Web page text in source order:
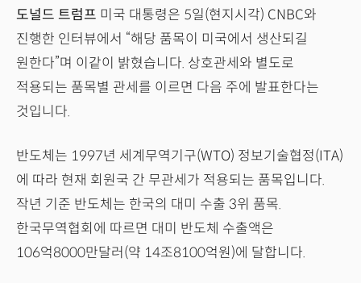
도널드 트럼프 미국 대통령은 5일(현지시각) CNBC와
진행한 인터뷰에서 “해당 품목이 미국에서 생산되길
원한다”며 이같이 밝혔습니다. 상호관세와 별도로
적용되는 품목별 관세를 이르면 다음 주에 발표한다는
것입니다.
반도체는 1997년 세계무역기구(WTO) 정보기술협정(ITA)
에 따라 현재 회원국 간 무관세가 적용되는 품목입니다.
작년 기준 반도체는 한국의 대미 수출 3위 품목.
한국무역협회에 따르면 대미 반도체 수출액은
106억8000만달러(약 14조8100억원)에 달합니다.